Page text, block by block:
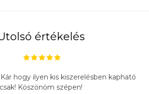
értékelés
hogy ilyen kis kiszerelésben kapható
csak! Köszönöm szépen!